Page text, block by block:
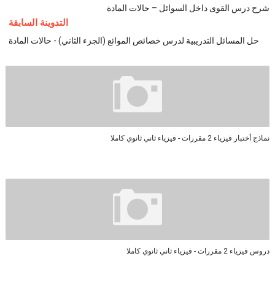
شرح درس القوى داخل السوائل – حالات المادة
التدوينة السابقة
حل المسائل التدريبية لدرس خصائص الموائع (الجزء الثاني) - حالات المادة
نماذج أختبار فيزياء 2 مقررات - فيزياء ثاني ثانوي كاملا
دروس فيزياء 2 مقررات - فيزياء ثاني ثانوي كاملا